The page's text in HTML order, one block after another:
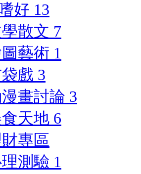
好 13
散文 7
藝術 1
戲 3
畫討論 3
天地 6
專區
測驗 1